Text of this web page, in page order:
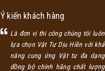
Ý kiến khách hàng
Là đơn vị thi công chúng tôi luôn
lựa chọn Vật Tư Dịu Hiền với khả
năng cung ứng Vật tư đa dạng
đồng bộ chính hãng chất lượng